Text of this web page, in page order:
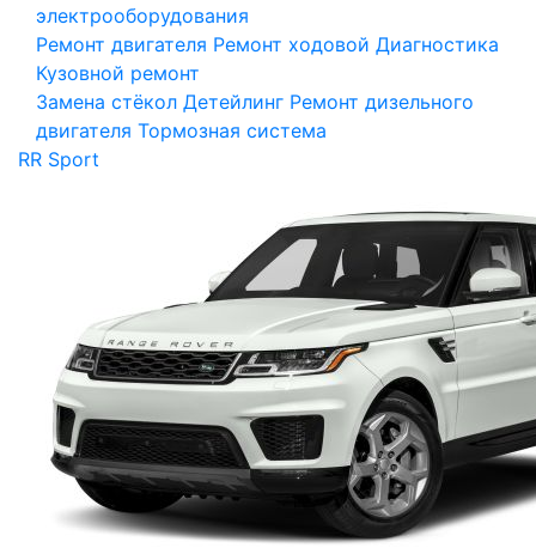
электрооборудования
Ремонт двигателя Ремонт ходовой Диагностика
Кузовной ремонт
Замена стёкол Детейлинг Ремонт дизельного
двигателя Тормозная система
RR Sport